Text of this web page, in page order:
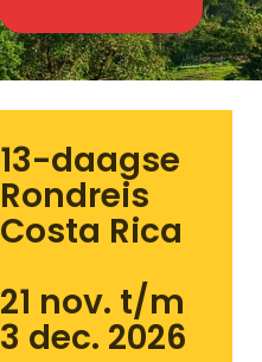
13-daagse
Rondreis
Costa Rica
21 nov. t/m
3 dec. 2026